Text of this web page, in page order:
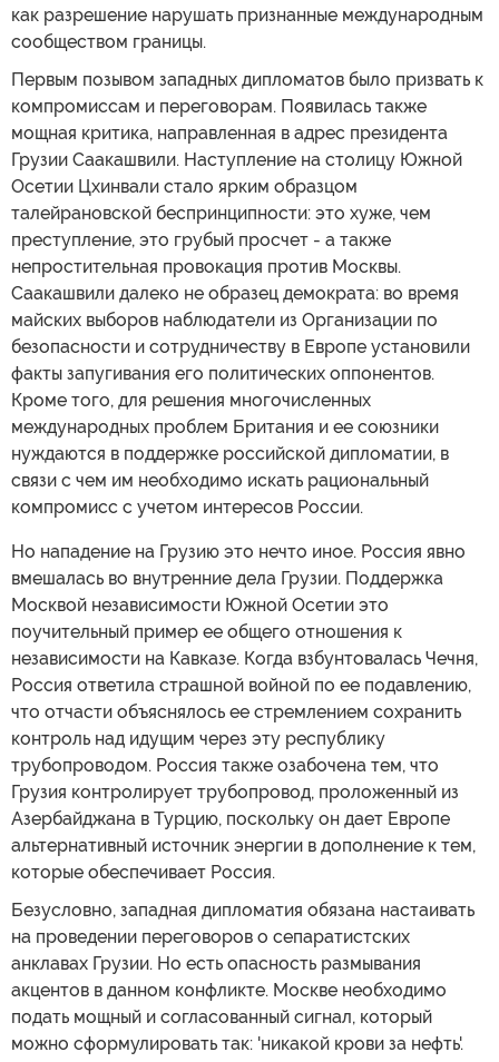
как разрешение нарушать признанные международным
сообществом границы.
Первым позывом западных дипломатов было призвать к
компромиссам и переговорам. Появилась также
мощная критика, направленная в адрес президента
Грузии Саакашвили. Наступление на столицу Южной
Осетии Цхинвали стало ярким образцом
талейрановской беспринципности: это хуже, чем
преступление, это грубый просчет - а также
непростительная провокация против Москвы.
Саакашвили далеко не образец демократа: во время
майских выборов наблюдатели из Организации по
безопасности и сотрудничеству в Европе установили
факты запугивания его политических оппонентов.
Кроме того, для решения многочисленных
международных проблем Британия и ее союзники
нуждаются в поддержке российской дипломатии, в
связи с чем им необходимо искать рациональный
компромисс с учетом интересов России.
Но нападение на Грузию это нечто иное. Россия явно
вмешалась во внутренние дела Грузии. Поддержка
Москвой независимости Южной Осетии это
поучительный пример ее общего отношения к
независимости на Кавказе. Когда взбунтовалась Чечня,
Россия ответила страшной войной по ее подавлению,
что отчасти объяснялось ее стремлением сохранить
контроль над идущим через эту республику
трубопроводом. Россия также озабочена тем, что
Грузия контролирует трубопровод, проложенный из
Азербайджана в Турцию, поскольку он дает Европе
альтернативный источник энергии в дополнение к тем,
которые обеспечивает Россия.
Безусловно, западная дипломатия обязана настаивать
на проведении переговоров о сепаратистских
анклавах Грузии. Но есть опасность размывания
акцентов в данном конфликте. Москве необходимо
подать мощный и согласованный сигнал, который
можно сформулировать так: 'никакой крови за нефть'.